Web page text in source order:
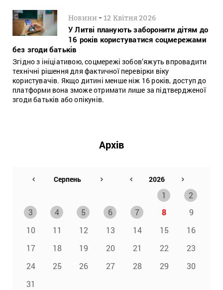
Новини -12 Квітня 2026
У Литві планують заборонити дітям до
16 років користуватися соцмережами
без згоди батьків
Згідно з ініціативою, соцмережі зобов’яжуть впровадити
технічні рішення для фактичної перевірки віку
користувачів. Якщо дитині менше ніж 16 років, доступ до
платформи вона зможе отримати лише за підтвердженої
згоди батьків або опікунів.
Архів
1
2
3
4 5 6 7 8
9
10
11 12 13 14 15
16
17
18 19 20 21 22
23
24
25 26 27 28 29
30
31